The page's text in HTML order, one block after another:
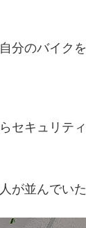
分のバイクを
セキュリテ
が並んでいた